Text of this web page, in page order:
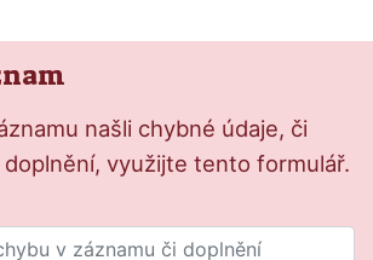
našli chybné údaje, či
využijte tento formulář.